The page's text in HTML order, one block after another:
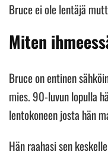
Bruce ei ole lentäjä
Miten
Bruce on entinen
mies. 90-luvun lopulla
lentokoneen josta hän
Hän raahasi sen